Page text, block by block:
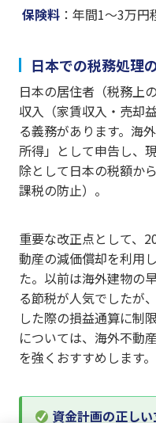
保険料 ：年間1〜3万円
日本での税務処理
日本の居住者（税務上
収入（家賃収入・売却
る義務があります。海
所得」として申告し、
除として日本の税額か
課税の防止）。
重要な改正点として、
動産の減価償却を利用
た。以前は海外建物の
る節税が人気でしたが
した際の損益通算に制
については、海外不動
を強くおすすめします。
資金計画の正し